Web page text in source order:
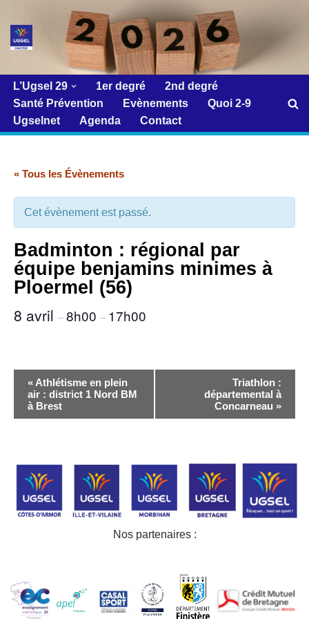
Aller
contenu
L’Ugsel 29
1er degré
2nd degré
Santé Prévention
Evènements
Quoi 2-9
Ugselnet
Agenda Contact
« Tous les Évènements
Cet évènement est passé.
Badminton : régional par
équipe benjamins minimes à
Ploermel (56)
8 avril –8h00 – 17h00
Navigation
Évènement
« Athlétisme en plein
air : district 1 Nord BM
à Brest
Triathlon :
départemental à
Concarneau »
Nos partenaires :